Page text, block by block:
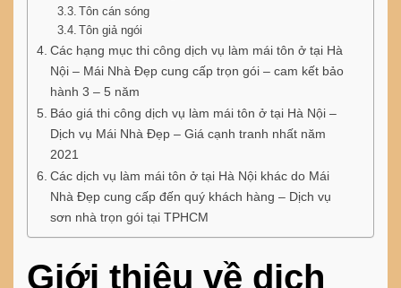
Tôn cán sóng
Tôn giả ngói
Các hạng mục thi công dịch vụ làm mái tôn ở tại Hà
Nội – Mái Nhà Đẹp cung cấp trọn gói – cam kết bảo
hành 3 – 5 năm
Báo giá thi công dịch vụ làm mái tôn ở tại Hà Nội –
Dịch vụ Mái Nhà Đẹp – Giá cạnh tranh nhất năm
2021
Các dịch vụ làm mái tôn ở tại Hà Nội khác do Mái
Nhà Đẹp cung cấp đến quý khách hàng – Dịch vụ
sơn nhà trọn gói tại TPHCM
Giới thiệu về dịch